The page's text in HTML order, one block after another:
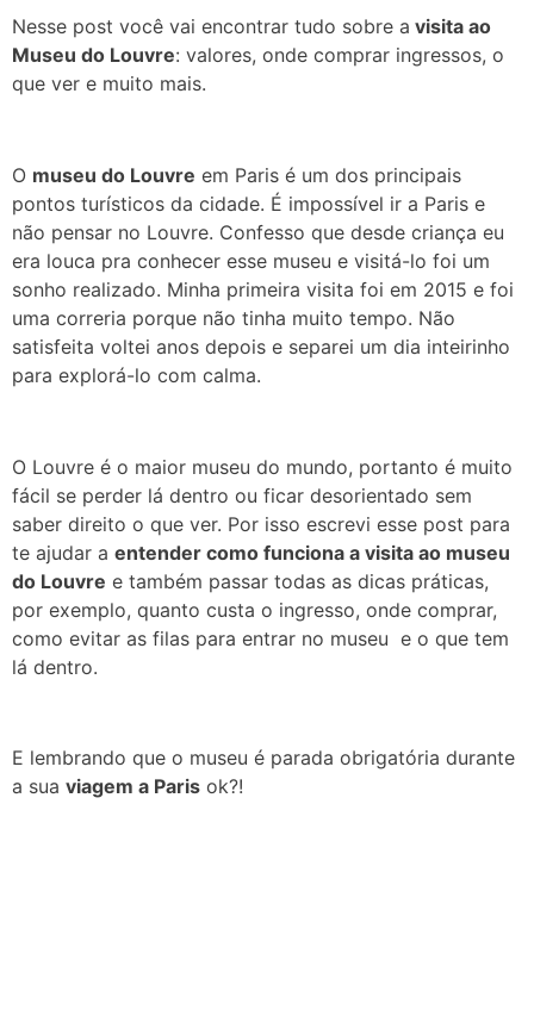
Nesse post você vai encontrar tudo sobre a visita ao
Museu do Louvre: valores, onde comprar ingressos, o
que ver e muito mais.
O museu do Louvre em Paris é um dos principais
pontos turísticos da cidade. É impossível ir a Paris e
não pensar no Louvre. Confesso que desde criança eu
era louca pra conhecer esse museu e visitá-lo foi um
sonho realizado. Minha primeira visita foi em 2015 e foi
uma correria porque não tinha muito tempo. Não
satisfeita voltei anos depois e separei um dia inteirinho
para explorá-lo com calma.
O Louvre é o maior museu do mundo, portanto é muito
fácil se perder lá dentro ou ficar desorientado sem
saber direito o que ver. Por isso escrevi esse post para
te ajudar a entender como funciona a visita ao museu
do Louvre e também passar todas as dicas práticas,
por exemplo, quanto custa o ingresso, onde comprar,
como evitar as filas para entrar no museu e o que tem
lá dentro.
E lembrando que o museu é parada obrigatória durante
a sua viagem a Paris ok?!